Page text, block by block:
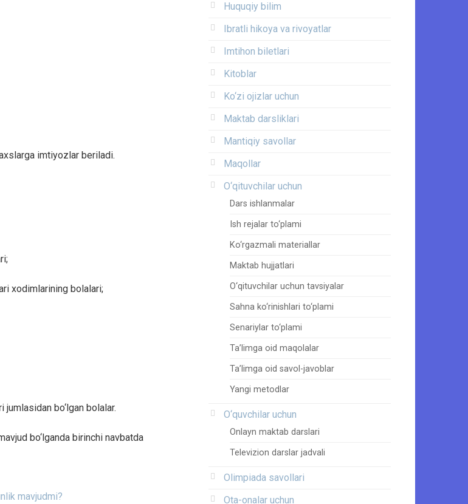
imtiyozlar beriladi.
xodimlarining bolalari;
bo‘lgan bolalar.
bo‘lganda birinchi navbatda
mavjudmi?
Huquqiy bilim
Ibratli hikoya va rivoyatlar
Imtihon biletlari
Kitoblar
Ko‘zi ojizlar uchun
Maktab darsliklari
Mantiqiy savollar
Maqollar
O‘qituvchilar uchun
Dars ishlanmalar
Ish rejalar to‘plami
Ko‘rgazmali materiallar
Maktab hujjatlari
O‘qituvchilar uchun tavsiyalar
Sahna ko‘rinishlari to‘plami
Senariylar to‘plami
Ta’limga oid maqolalar
Ta’limga oid savol-javoblar
Yangi metodlar
O‘quvchilar uchun
Onlayn maktab darslari
Televizion darslar jadvali
Olimpiada savollari
Ota-onalar uchun